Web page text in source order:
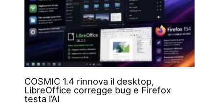
COSMIC 1.4 rinnova il desktop,
LibreOffice corregge bug e Firefox
testa l’AI